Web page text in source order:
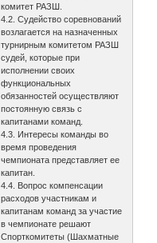
комитет РАЗШ.
4.2. Судейство соревнований
возлагается на назначенных
турнирным комитетом РАЗШ
судей, которые при
исполнении своих
функциональных
обязанностей осуществляют
постоянную связь с
капитанами команд.
4.3. Интересы команды во
время проведения
чемпионата представляет ее
капитан.
4.4. Вопрос компенсации
расходов участникам и
капитанам команд за участие
в чемпионате решают
Спорткомитеты (Шахматные